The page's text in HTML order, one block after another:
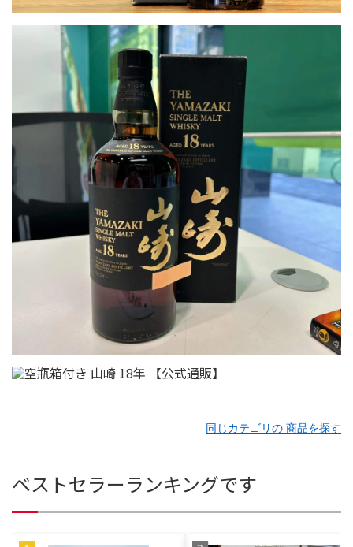
同じカテゴリの 商品を探す
ベストセラーランキングです